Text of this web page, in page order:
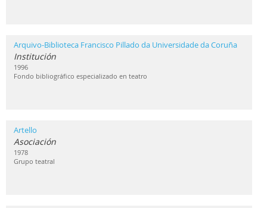
Arquivo-Biblioteca Francisco Pillado da Universidade da Coruña
Institución
1996
Fondo bibliográfico especializado en teatro
Artello
Asociación
1978
Grupo teatral